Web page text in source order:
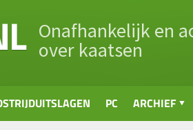
Onafhankelijk en
over kaatsen
PC ARCHIEF